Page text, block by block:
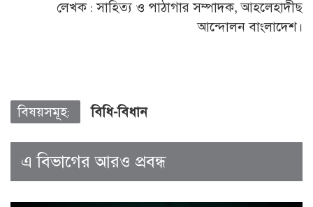
লেখক : সাহিত্য ও পাঠাগার সম্পাদক, আহলেহাদীছ
আন্দোলন বাংলাদেশ।
বিষয়সমূহ: বিধি-বিধান
এ বিভাগের আরও প্রবন্ধ